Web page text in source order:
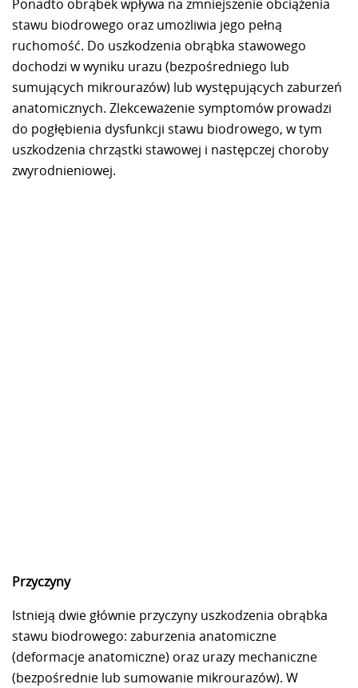
Ponadto obrąbek wpływa na zmniejszenie obciążenia
stawu biodrowego oraz umożliwia jego pełną
ruchomość. Do uszkodzenia obrąbka stawowego
dochodzi w wyniku urazu (bezpośredniego lub
sumujących mikrourazów) lub występujących zaburzeń
anatomicznych. Zlekceważenie symptomów prowadzi
do pogłębienia dysfunkcji stawu biodrowego, w tym
uszkodzenia chrząstki stawowej i następczej choroby
zwyrodnieniowej.
Przyczyny
Istnieją dwie głównie przyczyny uszkodzenia obrąbka
stawu biodrowego: zaburzenia anatomiczne
(deformacje anatomiczne) oraz urazy mechaniczne
(bezpośrednie lub sumowanie mikrourazów). W